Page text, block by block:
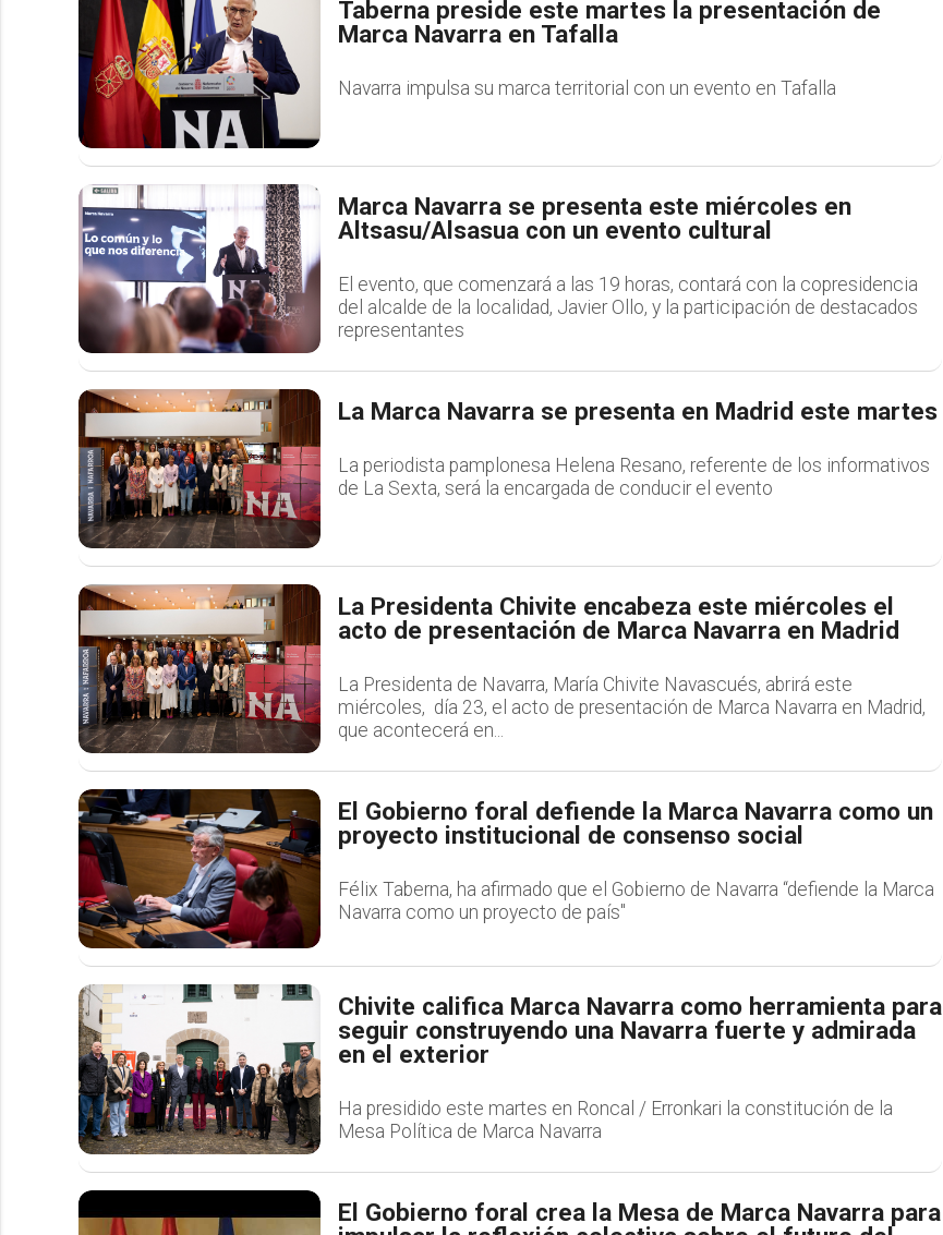
Taberna preside este martes la presentación de
Marca Navarra en Tafalla
Navarra impulsa su marca territorial con un evento en Tafalla
Marca Navarra se presenta este miércoles en
Altsasu/Alsasua con un evento cultural
El evento, que comenzará a las 19 horas, contará con la copresidencia
del alcalde de la localidad, Javier Ollo, y la participación de destacados
representantes
La Marca Navarra se presenta en Madrid este martes
La periodista pamplonesa Helena Resano, referente de los informativos
de La Sexta, será la encargada de conducir el evento
La Presidenta Chivite encabeza este miércoles el
acto de presentación de Marca Navarra en Madrid
La Presidenta de Navarra, María Chivite Navascués, abrirá este
miércoles, día 23, el acto de presentación de Marca Navarra en Madrid,
que acontecerá en...
El Gobierno foral defiende la Marca Navarra como un
proyecto institucional de consenso social
Félix Taberna, ha afirmado que el Gobierno de Navarra “defiende la Marca
Navarra como un proyecto de país"
Chivite califica Marca Navarra como herramienta para
seguir construyendo una Navarra fuerte y admirada
en el exterior
Ha presidido este martes en Roncal / Erronkari la constitución de la
Mesa Política de Marca Navarra
El Gobierno foral crea la Mesa de Marca Navarra para